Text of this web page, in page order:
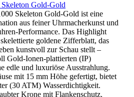
Gold-Gold
Skeleton Gold-Gold ist eine
aus feiner Uhrmacherkunst und
Performance. Das Highlight
goldene Zifferblatt, das
kunstvoll zur Schau stellt –
Gold-Ionen-plattierten (IP)
edle und luxuriöse Ausstrahlung.
mit 15 mm Höhe gefertigt, bietet
(30 ATM) Wasserdichtigkeit.
Krone mit Flankenschutz,